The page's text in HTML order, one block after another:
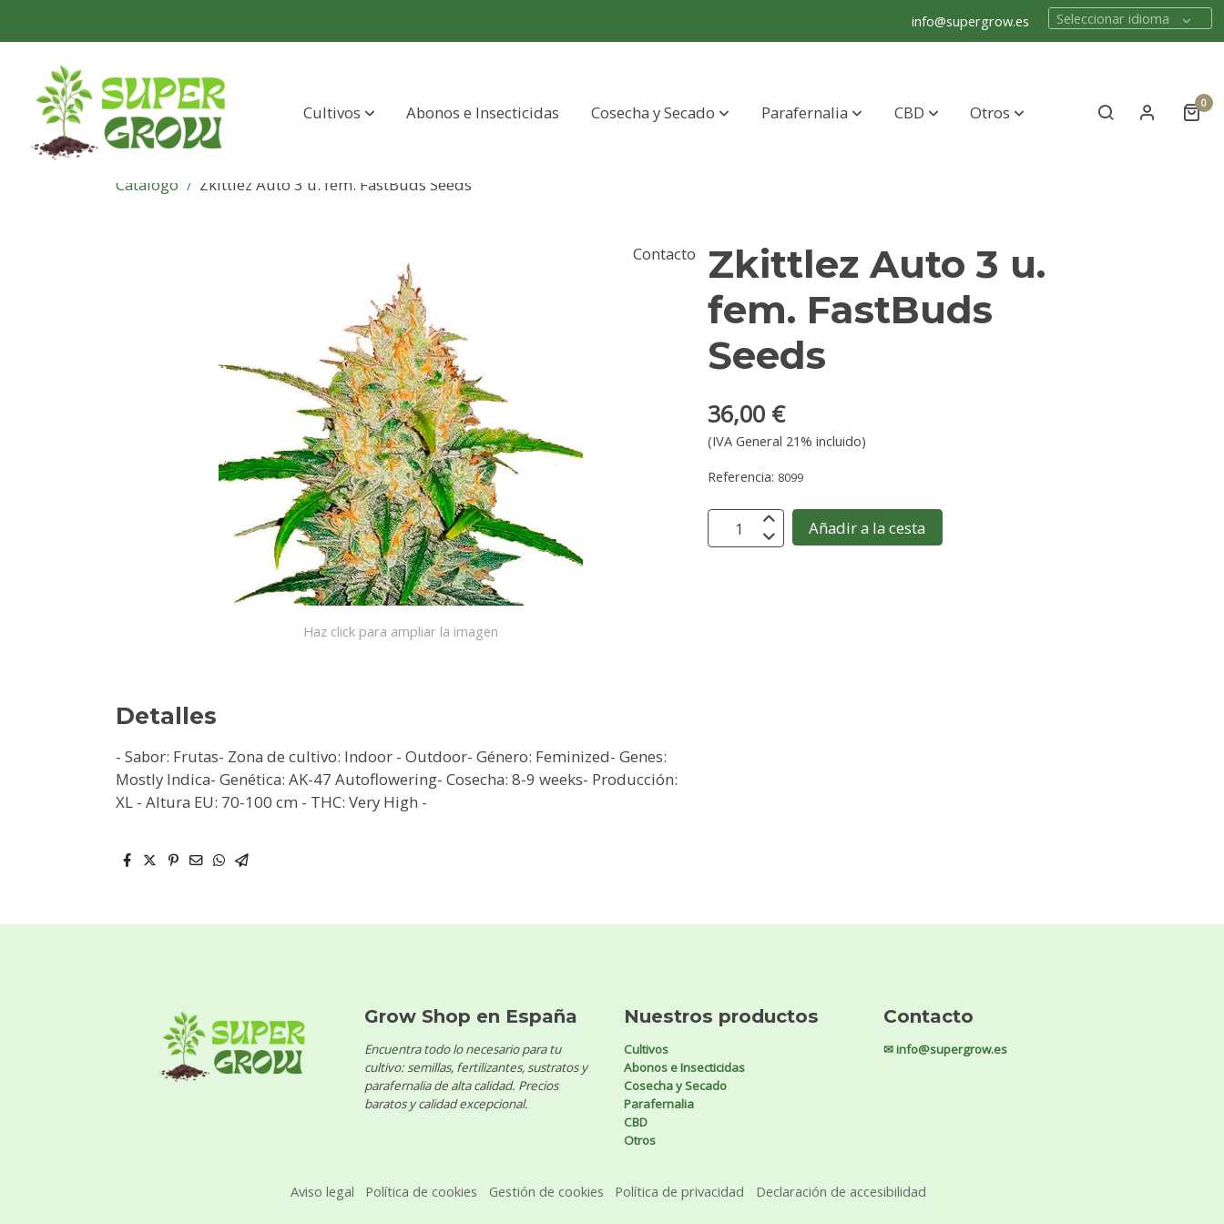
info@supergrow.es Seleccionar idioma
Cultivos Abonos e Insecticidas Cosecha y Secado Parafernalia CBD Otros
Contacto
0
Catálogo Zkittlez Auto 3 u. fem. FastBuds Seeds
Haz click para ampliar la imagen
Detalles
- Sabor: Frutas- Zona de cultivo: Indoor - Outdoor- Género: Feminized- Genes:
Mostly Indica- Genética: AK-47 Autoflowering- Cosecha: 8-9 weeks- Producción:
XL - Altura EU: 70-100 cm - THC: Very High -
Zkittlez Auto 3 u.
fem. FastBuds
Seeds
36,00 €
(IVA General 21% incluido)
Referencia: 8099
Añadir a la cesta
Grow Shop en España
Encuentra todo lo necesario para tu
cultivo: semillas, fertilizantes, sustratos y
parafernalia de alta calidad. Precios
baratos y calidad excepcional.
Nuestros productos
Cultivos
Abonos e Insecticidas
Cosecha y Secado
Parafernalia
CBD
Otros
Contacto
✉ info@supergrow.es
Aviso legal Política de cookies Gestión de cookies Política de privacidad Declaración de accesibilidad